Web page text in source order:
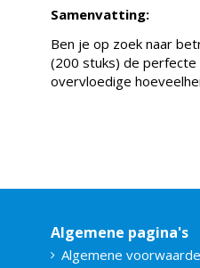
Samenvatting:
Ben je op zoek naar
(200 stuks) de perfecte
overvloedige
Algemene pagina's
Algemene